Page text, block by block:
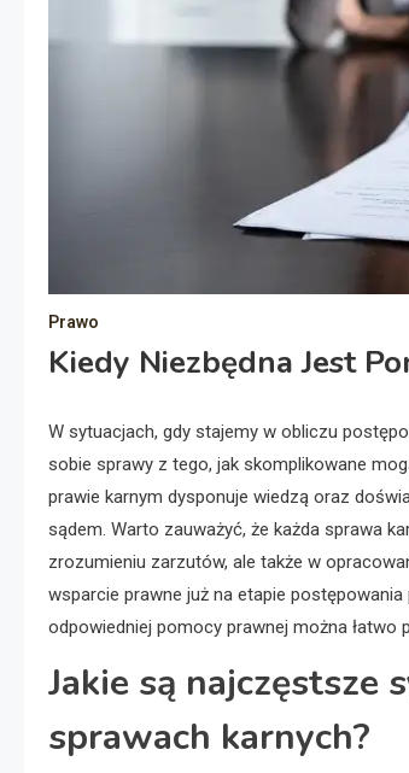
Prawo
Kiedy Niezbędna Jest
W sytuacjach, gdy stajemy w obliczu
sobie sprawy z tego, jak skomplikowane
prawie karnym dysponuje wiedzą oraz
sądem. Warto zauważyć, że każda sprawa
zrozumieniu zarzutów, ale także w
wsparcie prawne już na etapie
odpowiedniej pomocy prawnej można łatwo
Jakie są najczęstsze
sprawach karnych?